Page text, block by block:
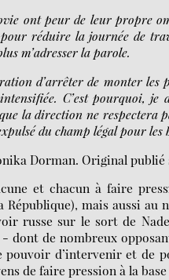
ont peur de leur propre
réduire la journée de
m’adresser la parole.
d’arrêter de monter
intensifiée. C’est pourquoi,
la direction ne respectera
du champ légal pour
Dorman. Original
et chacun à faire
mais aussi
russe sur le sort de
- dont de nombreux
pouvoir d’intervenir et de
de faire pression à la